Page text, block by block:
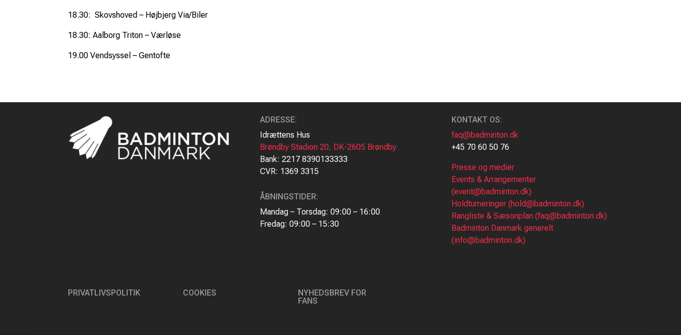
18.30: Skovshoved – Højbjerg Via/Biler
18.30: Aalborg Triton – Værløse
19.00 Vendsyssel – Gentofte
ADRESSE:
Idrættens Hus
Brøndby Stadion 20, DK-2605 Brøndby
Bank: 2217 8390133333
CVR: 1369 3315
ÅBNINGSTIDER:
Mandag – Torsdag: 09:00 – 16:00
Fredag: 09:00 – 15:30
KONTAKT OS:
faq@badminton.dk
+45 70 60 50 76
Presse og medier
Events & Arrangementer
(event@badminton.dk)
Holdturneringer (hold@badminton.dk)
Rangliste & Sæsonplan (faq@badminton.dk)
Badminton Danmark generelt
(info@badminton.dk)
PRIVATLIVSPOLITIK COOKIES
NYHEDSBREV FOR
FANS